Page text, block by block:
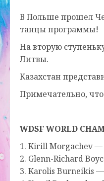
В Польше прошел
танцы программы!
На вторую
Литвы.
Казахстан
Примечательно,
WDSF WORLD
1. Kirill Morgachev —
2. Glenn-Richard
3. Karolis Burneikis